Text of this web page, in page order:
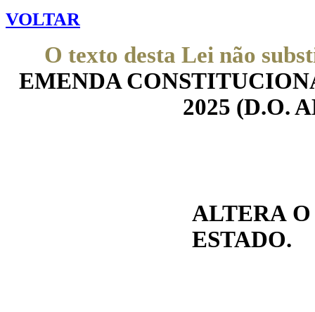
VOLTAR
O texto desta Lei não
EMENDA
2025 (D.O.
ALTERA
ESTADO.